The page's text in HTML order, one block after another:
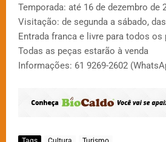
Temporada: até 16 de dezembro de
Visitação: de segunda a sábado,
Entrada franca e livre para todos os
Todas as peças estarão à venda
Informações: 61 9269-2602